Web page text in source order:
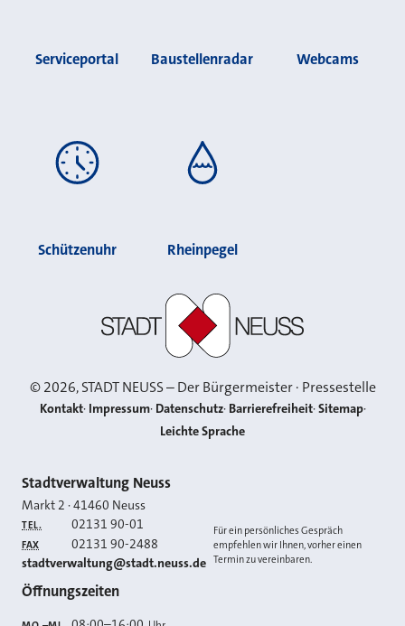
Serviceportal Baustellenradar Webcams
Schützenuhr Rheinpegel
©2026, STADT NEUSS – Der Bürgermeister · Pressestelle
Kontakt Impressum Datenschutz Barrierefreiheit Sitemap
Leichte Sprache
Kontakt
Stadtverwaltung Neuss
Markt 2 ·41460 Neuss
TEL. 02131 90-01
FAX 02131 90-2488
E-MAIL
stadtverwaltung@stadt.neuss.de
Für ein persönliches Gespräch
empfehlen wir Ihnen, vorher einen
Termin zu vereinbaren.
Öffnungszeiten